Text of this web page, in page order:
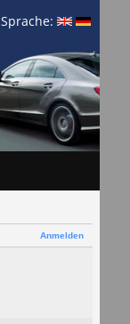
Sprache:
Anmelden